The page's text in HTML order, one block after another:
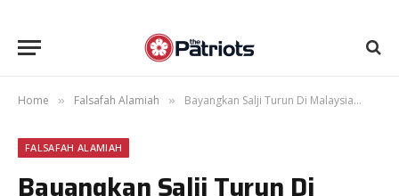
Home » Falsafah Alamiah » Bayangkan Salji Turun Di Malaysia…
FALSAFAH ALAMIAH
Bayangkan Salji Turun Di